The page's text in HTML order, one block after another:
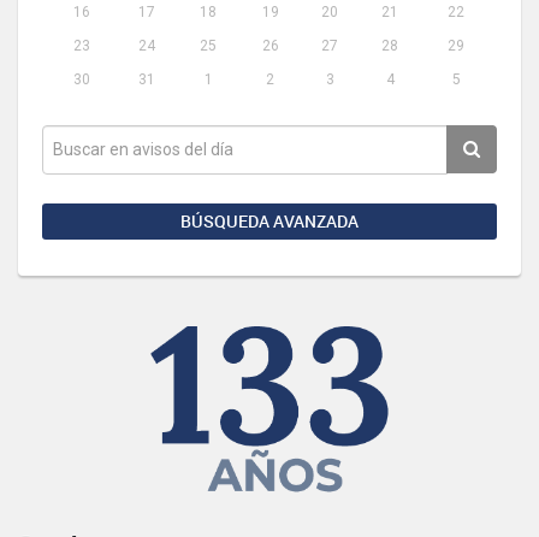
16
17 18 19 20 21
22
23
24 25 26 27 28
29
30
31 1 2 3 4 5
BÚSQUEDA AVANZADA